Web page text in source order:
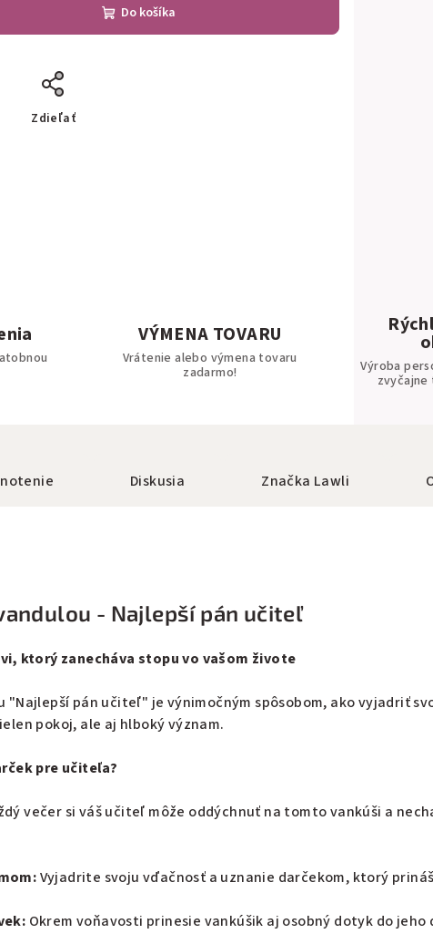
Do košíka
Zdieľať
VÝMENA TOVARU
Vrátenie alebo výmena tovaru
zadarmo!
Výroba
zvyčajne
Diskusia Značka Lawli
- Najlepší pán učiteľ
ktorý zanecháva stopu vo vašom živote
"Najlepší pán učiteľ" je výnimočným spôsobom, ako vyjadriť
pokoj, ale aj hlboký význam.
pre učiteľa?
večer si váš učiteľ môže oddýchnuť na tomto vankúši a
Vyjadrite svoju vďačnosť a uznanie darčekom, ktorý
Okrem voňavosti prinesie vankúšik aj osobný dotyk do